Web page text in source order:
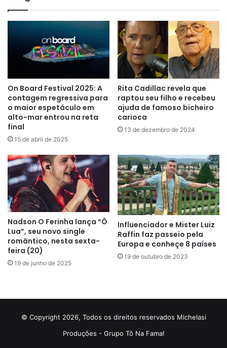
On Board Festival 2025: A
contagem regressiva para
o maior espetáculo em
alto-mar entrou na reta
final
15 de abril de 2025
Rita Cadillac revela que
raptou seu filho e recebeu
ajuda de famoso bicheiro
carioca
13 de dezembro de 2024
Nadson O Ferinha lança “Ô
Lua”, seu novo single
romântico, nesta sexta-
feira (20)
19 de junho de 2025
Influenciador e Mister Luiz
Raffin faz passeio pela
Europa e conheçe 8 países
19 de outubro de 2023
© Copyright 2026, Todos os direitos reservados Michelasi
Produções - Grupo Tô Na Fama!